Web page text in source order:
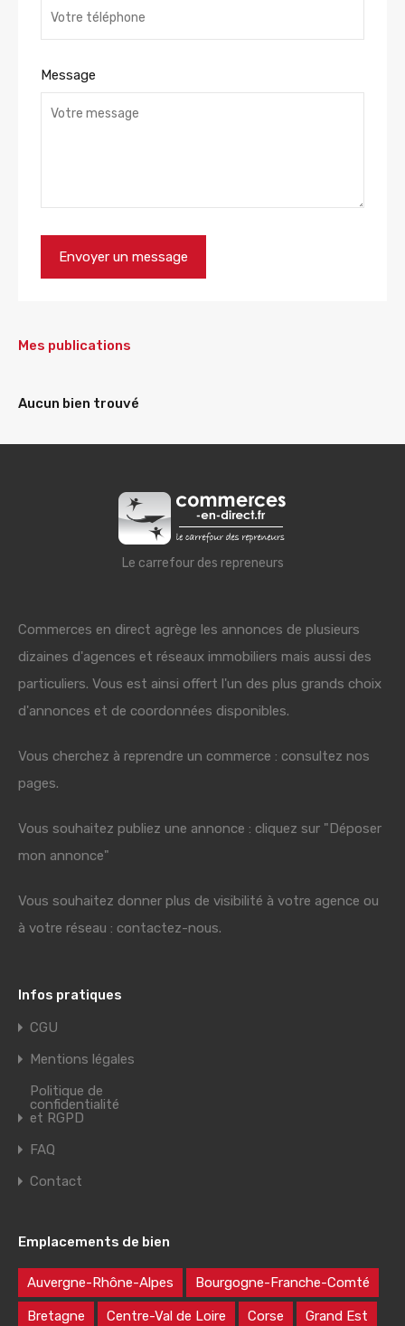
Message
Mes publications
Aucun bien trouvé
Le carrefour des repreneurs
Commerces en direct agrège les annonces de plusieurs
dizaines d'agences et réseaux immobiliers mais aussi des
particuliers. Vous est ainsi offert l'un des plus grands choix
d'annonces et de coordonnées disponibles.
Vous cherchez à reprendre un commerce : consultez nos
pages.
Vous souhaitez publiez une annonce : cliquez sur "Déposer
mon annonce"
Vous souhaitez donner plus de visibilité à votre agence ou
à votre réseau : contactez-nous.
Infos pratiques
CGU
Mentions légales
Politique de
confidentialité
et RGPD
FAQ
Contact
Emplacements de bien
Auvergne-Rhône-Alpes Bourgogne-Franche-Comté
Bretagne Centre-Val de Loire Corse Grand Est